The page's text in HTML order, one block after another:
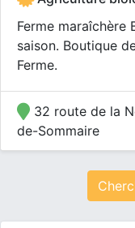
Ferme maraîchère
saison. Boutique
Ferme.
32 route de la
de-Sommaire